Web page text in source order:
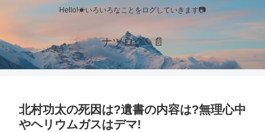
Hello!☀いろいろなことをログしていきます📷
ナツログ✎📄
北村功太の死因は?遺書の内容は?無理心中
やヘリウムガスはデマ!